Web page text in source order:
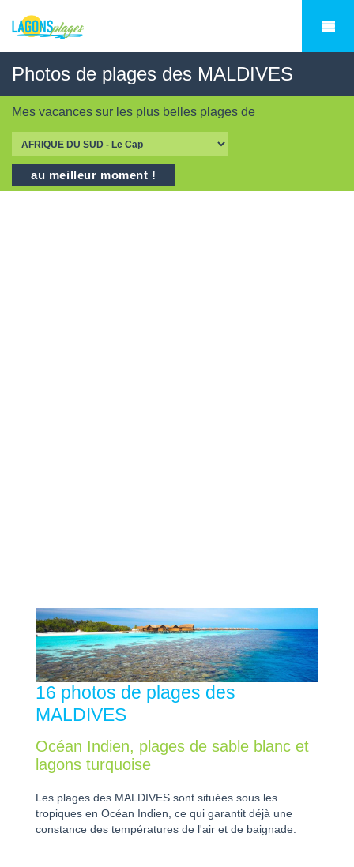
Photos de plages des MALDIVES
Mes vacances sur les plus belles plages de
au meilleur moment !
16 photos de plages des
MALDIVES
Océan Indien, plages de sable blanc et
lagons turquoise
Les plages des MALDIVES sont situées sous les
tropiques en Océan Indien, ce qui garantit déjà une
constance des températures de l'air et de baignade.